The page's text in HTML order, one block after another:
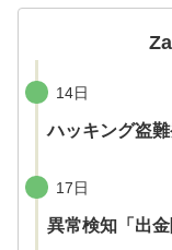
14日
ハッキング盗
17日
異常検知「出金